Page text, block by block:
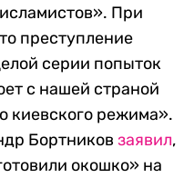
При
преступление
серии попыток
с нашей страной
киевского режима».
Бортников заявил,
окошко» на